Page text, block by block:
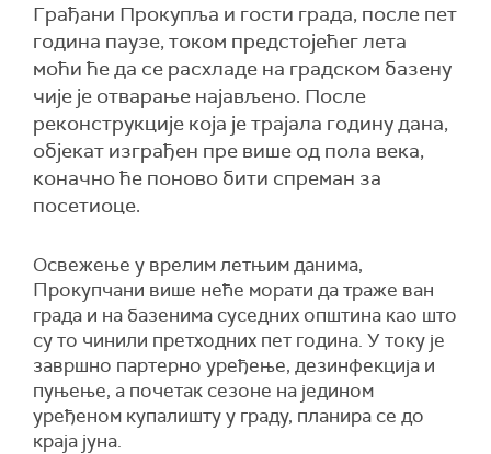
Грађани Прокупља и гости града, после пет
година паузе, током предстојећег лета
моћи ће да се расхладе на градском базену
чије је отварање најављено. После
реконструкције која је трајала годину дана,
објекат изграђен пре више од пола века,
коначно ће поново бити спреман за
посетиоце.
Освежење у врелим летњим данима,
Прокупчани више неће морати да траже ван
града и на базенима суседних општина као што
су то чинили претходних пет година. У току је
завршно партерно уређење, дезинфекција и
пуњење, а почетак сезоне на једином
уређеном купалишту у граду, планира се до
краја јуна.